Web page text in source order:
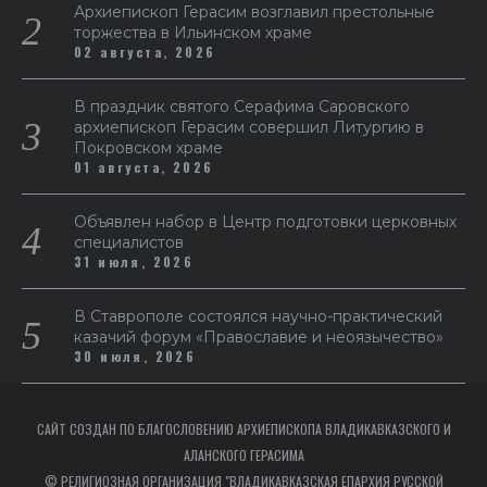
Архиепископ Герасим возглавил престольные
торжества в Ильинском храме
02 августа, 2026
В праздник святого Серафима Саровского
архиепископ Герасим совершил Литургию в
Покровском храме
01 августа, 2026
Объявлен набор в Центр подготовки церковных
специалистов
31 июля, 2026
В Ставрополе состоялся научно-практический
казачий форум «Православие и неоязычество»
30 июля, 2026
САЙТ СОЗДАН ПО БЛАГОСЛОВЕНИЮ АРХИЕПИСКОПА ВЛАДИКАВКАЗСКОГО И
АЛАНСКОГО ГЕРАСИМА
© РЕЛИГИОЗНАЯ ОРГАНИЗАЦИЯ "ВЛАДИКАВКАЗСКАЯ ЕПАРХИЯ РУССКОЙ